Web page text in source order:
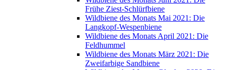
Frühe Ziest-Schlürfbiene
Wildbiene des Monats Mai 2021: Die
Langkopf-Wespenbiene
Wildbiene des Monats April 2021: Die
Feldhummel
Wildbiene des Monats März 2021: Die
Zweifarbige Sandbiene